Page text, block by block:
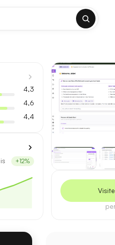
sur la longueur de contexte, la
sans découpage manuel.
4,3
4,6
4,4
+12%